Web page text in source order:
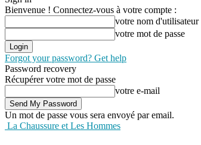
Bienvenue ! Connectez-vous à votre compte :
votre nom d'utilisateur
votre mot de passe
Forgot your password? Get help
Password recovery
Récupérer votre mot de passe
votre e-mail
Un mot de passe vous sera envoyé par email.
La Chaussure et Les Hommes